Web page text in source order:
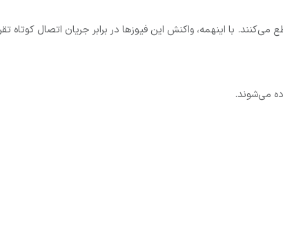
با اینهمه، واکنش این فیوزها در برابر جریان اتصال کوتاه
می‌شوند.